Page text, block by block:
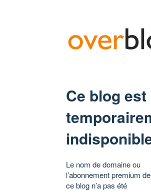
Ce blog est
Le nom de domaine ou
l’abonnement premium de
ce blog n’a pas été